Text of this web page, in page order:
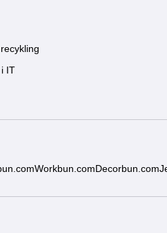
IT
Workbun.com Decorbun.com